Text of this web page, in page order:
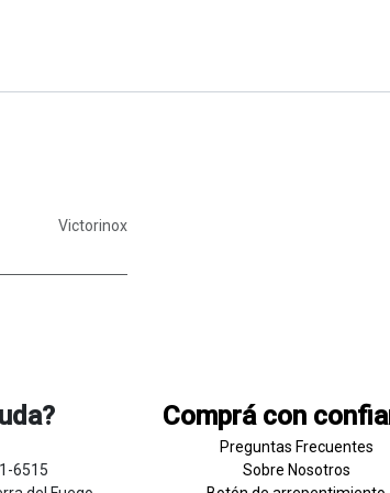
Victorinox
6515
Comprá con
Preguntas Frecuentes
Sobre Nosotros